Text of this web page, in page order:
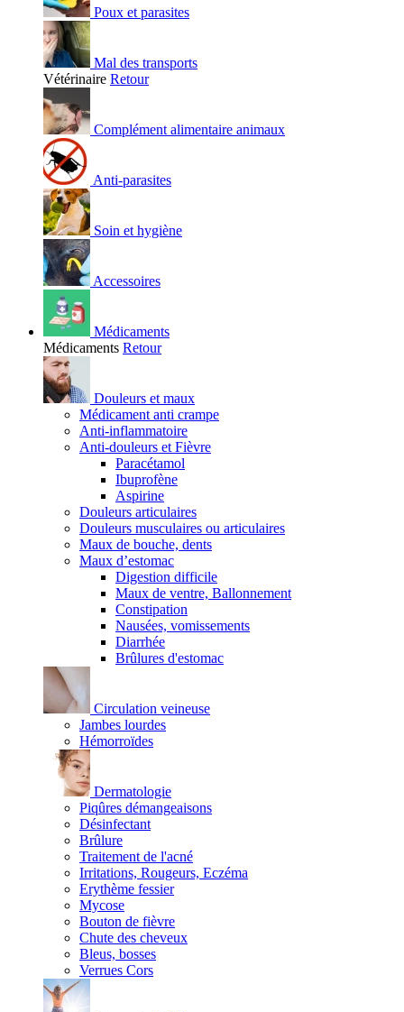
Poux et parasites
Mal des transports
Vétérinaire Retour
Complément alimentaire animaux
Anti-parasites
Soin et hygiène
Accessoires
Médicaments
Médicaments Retour
Douleurs et maux
Médicament anti crampe
Anti-inflammatoire
Anti-douleurs et Fièvre
Paracétamol
Ibuprofène
Aspirine
Douleurs articulaires
Douleurs musculaires ou articulaires
Maux de bouche, dents
Maux d’estomac
Digestion difficile
Maux de ventre, Ballonnement
Constipation
Nausées, vomissements
Diarrhée
Brûlures d'estomac
Circulation veineuse
Jambes lourdes
Hémorroïdes
Dermatologie
Piqûres démangeaisons
Désinfectant
Brûlure
Traitement de l'acné
Irritations, Rougeurs, Eczéma
Erythème fessier
Mycose
Bouton de fièvre
Chute des cheveux
Bleus, bosses
Verrues Cors